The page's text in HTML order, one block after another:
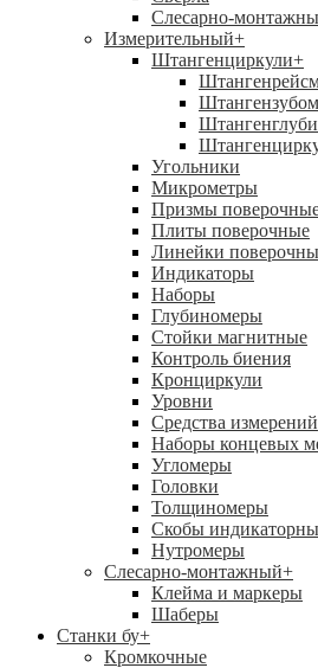
Слесарно-
Измерительный+
Штангенциркули+
Угольники
Микрометры
Призмы
Плиты поверочные
Линейки
Индикаторы
Наборы
Глубиномеры
Стойки магнитные
Контроль биения
Кронциркули
Уровни
Средства измерений
Наборы концевых
Угломеры
Головки
Толщиномеры
Скобы
Нутромеры
Слесарно-монтажный+
Клейма и маркеры
Шаберы
Станки бу+
Кромкочные